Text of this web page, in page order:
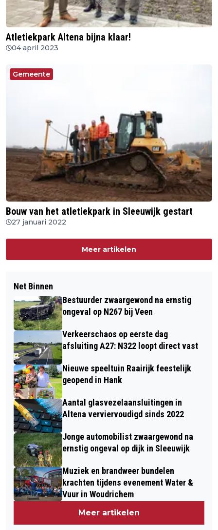
Atletiekpark Altena bijna klaar!
04 april 2023
Gemeente
Bouw van het atletiekpark in Sleeuwijk gestart
27 januari 2022
Meer artikelen
Net Binnen
Bestuurder zwaargewond na ernstig
ongeval op N267 bij Veen
Verkeerschaos op eerste dag
afsluiting A27: N322 loopt direct vast
Nieuwe speeltuin Raairijk feestelijk
geopend in Hank
Aantal glasvezelaansluitingen in
Altena verviervoudigd sinds 2022
Jonge automobilist zwaargewond na
ernstig ongeval op dijk in Sleeuwijk
Muziek en brandweer bundelen
krachten tijdens evenement Water &
Vuur in Woudrichem
Meer artikelen